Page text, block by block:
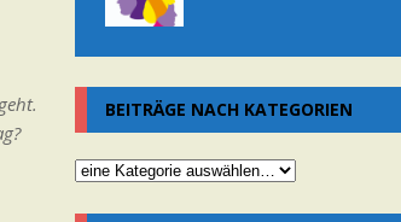
BEITRÄGE NACH KATEGORIEN